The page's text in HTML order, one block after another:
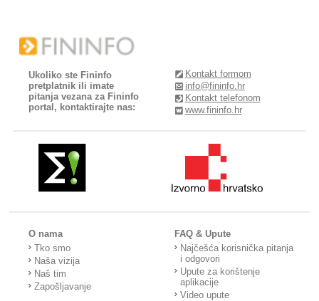
Ukoliko ste Fininfo
pretplatnik ili imate
pitanja vezana za Fininfo
portal, kontaktirajte nas:
Kontakt formom
info@fininfo.hr
Kontakt telefonom
www.fininfo.hr
O nama
Tko smo
Naša vizija
Naš tim
Zapošljavanje
FAQ & Upute
Najčešća korisnička pitanja
i odgovori
Upute za korištenje
aplikacije
Video upute